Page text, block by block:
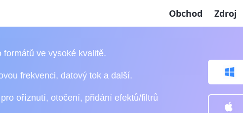
Obchod Zdroj
ve vysoké kvalitě.
frekvenci, datový tok a další.
oříznutí, otočení, přidání efektů/filtrů